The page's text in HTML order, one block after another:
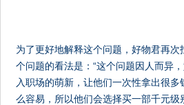
为了更好地解释这个问题，好物君再
个问题的看法是：“这个问题因人而异
入职场的萌新，让他们一次性拿出很
么容易，所以他们会选择买一部千元级